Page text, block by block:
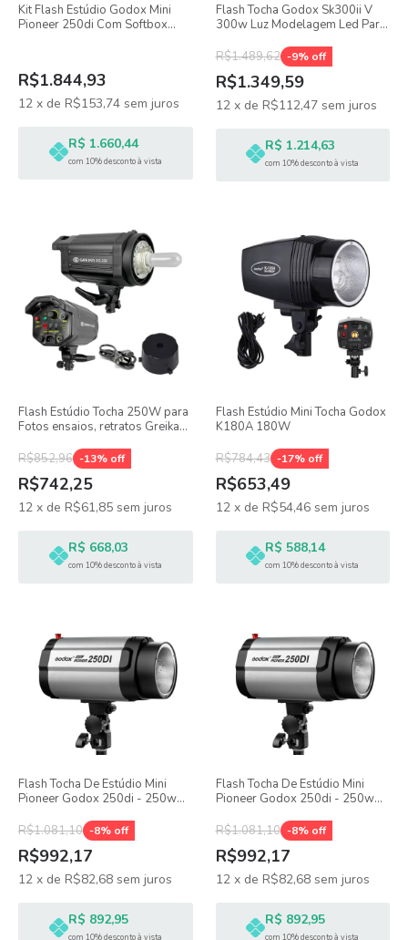
Kit Flash Estúdio Godox Mini
Pioneer 250di Com Softbox
R$1.844,93
12 x de R$153,74 sem juros
R$ 1.660,44
com 10% desconto à vista
Flash Tocha Godox Sk300ii V
300w Luz Modelagem Led Para
R$1.489,62 -9% off
R$1.349,59
12 x de R$112,47 sem juros
R$ 1.214,63
com 10% desconto à vista
Flash Estúdio Tocha 250W para
Fotos ensaios, retratos Greika
R$852,96 -13% off
R$742,25
12 x de R$61,85 sem juros
R$ 668,03
com 10% desconto à vista
Flash Estúdio Mini Tocha Godox
K180A 180W
R$784,43 -17% off
R$653,49
12 x de R$54,46 sem juros
R$ 588,14
com 10% desconto à vista
Flash Tocha De Estúdio Mini
Pioneer Godox 250di - 250w
R$1.081,10 -8% off
R$992,17
12 x de R$82,68 sem juros
R$ 892,95
com 10% desconto à vista
Flash Tocha De Estúdio Mini
Pioneer Godox 250di - 250w
R$1.081,10 -8% off
R$992,17
12 x de R$82,68 sem juros
R$ 892,95
com 10% desconto à vista